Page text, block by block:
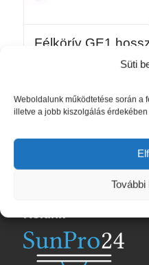
Süti
Weboldalunk működtetése során a
illetve a jobb kiszolgálás érdekében
További
Félkörív GE1
Kosárba teszem
Rólunk